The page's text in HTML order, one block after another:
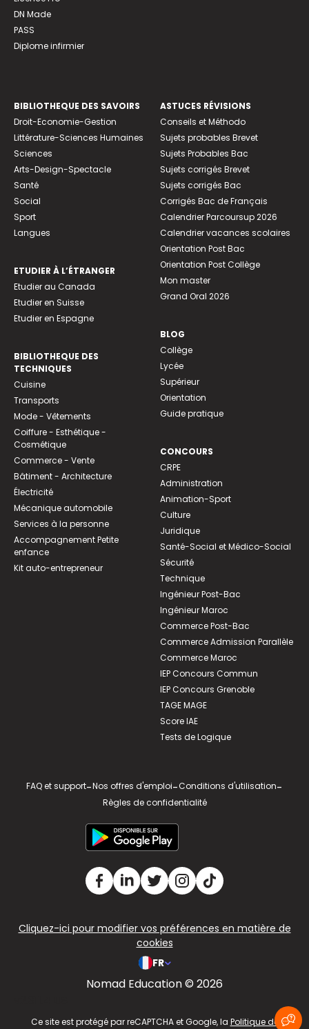
DN Made
PASS
Diplome infirmier
BIBLIOTHEQUE DES SAVOIRS
Droit-Economie-Gestion
Littérature-Sciences Humaines
Sciences
Arts-Design-Spectacle
Santé
Social
Sport
Langues
ETUDIER À L’ÉTRANGER
Etudier au Canada
Etudier en Suisse
Etudier en Espagne
BIBLIOTHEQUE DES
TECHNIQUES
Cuisine
Transports
Mode - Vêtements
Coiffure - Esthétique -
Cosmétique
Commerce - Vente
Bâtiment - Architecture
Électricité
Mécanique automobile
Services à la personne
Accompagnement Petite
enfance
Kit auto-entrepreneur
ASTUCES RÉVISIONS
Conseils et Méthodo
Sujets probables Brevet
Sujets Probables Bac
Sujets corrigés Brevet
Sujets corrigés Bac
Corrigés Bac de Français
Calendrier Parcoursup 2026
Calendrier vacances scolaires
Orientation Post Bac
Orientation Post Collège
Mon master
Grand Oral 2026
BLOG
Collège
Lycée
Supérieur
Orientation
Guide pratique
CONCOURS
CRPE
Administration
Animation-Sport
Culture
Juridique
Santé-Social et Médico-Social
Sécurité
Technique
Ingénieur Post-Bac
Ingénieur Maroc
Commerce Post-Bac
Commerce Admission Parallèle
Commerce Maroc
IEP Concours Commun
IEP Concours Grenoble
TAGE MAGE
Score IAE
Tests de Logique
FAQ et support-Nos offres d'emploi-Conditions d'utilisation-
Règles de confidentialité
Cliquez-ici pour modifier vos préférences en matière de
cookies
FR
Nomad Education © 2026
Ce site est protégé par reCAPTCHA et Google, la Politique de